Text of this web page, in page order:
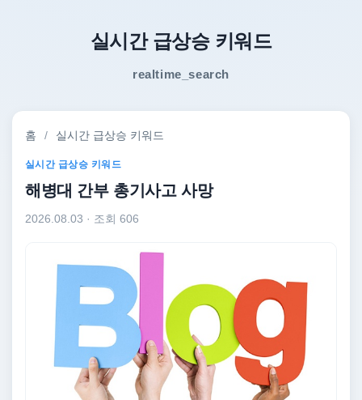
실시간 급상승 키워드
realtime_search
홈 / 실시간 급상승 키워드
실시간 급상승 키워드
해병대 간부 총기사고 사망
2026.08.03 · 조회 606